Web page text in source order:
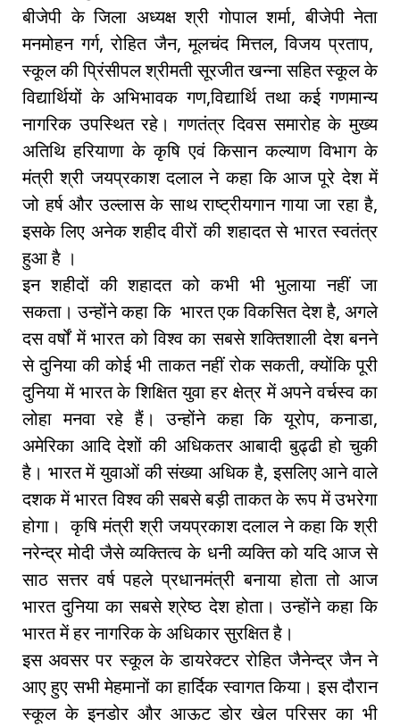
बीजेपी के जिला अध्यक्ष श्री गोपाल शर्मा, बीजेपी नेता
मनमोहन गर्ग, रोहित जैन, मूलचंद मित्तल, विजय प्रताप,
स्कूल की प्रिंसीपल श्रीमती सूरजीत खन्ना सहित स्कूल के
विद्यार्थियों के अभिभावक गण,विद्यार्थि तथा कई गणमान्य
नागरिक उपस्थित रहे। गणतंत्र दिवस समारोह के मुख्य
अतिथि हरियाणा के कृषि एवं किसान कल्याण विभाग के
मंत्री श्री जयप्रकाश दलाल ने कहा कि आज पूरे देश में
जो हर्ष और उल्लास के साथ राष्ट्रीयगान गाया जा रहा है,
इसके लिए अनेक शहीद वीरों की शहादत से भारत स्वतंत्र
हुआ है ।
इन शहीदों की शहादत को कभी भी भुलाया नहीं जा
सकता। उन्होंने कहा कि भारत एक विकसित देश है, अगले
दस वर्षों में भारत को विश्व का सबसे शक्तिशाली देश बनने
से दुनिया की कोई भी ताकत नहीं रोक सकती, क्योंकि पूरी
दुनिया में भारत के शिक्षित युवा हर क्षेत्र में अपने वर्चस्व का
लोहा मनवा रहे हैं। उन्होंने कहा कि यूरोप, कनाडा,
अमेरिका आदि देशों की अधिकतर आबादी बुढ्ढी हो चुकी
है। भारत में युवाओं की संख्या अधिक है, इसलिए आने वाले
दशक में भारत विश्व की सबसे बड़ी ताकत के रूप में उभरेगा
होगा। कृषि मंत्री श्री जयप्रकाश दलाल ने कहा कि श्री
नरेन्द्र मोदी जैसे व्यक्तित्व के धनी व्यक्ति को यदि आज से
साठ सत्तर वर्ष पहले प्रधानमंत्री बनाया होता तो आज
भारत दुनिया का सबसे श्रेष्ठ देश होता। उन्होंने कहा कि
भारत में हर नागरिक के अधिकार सुरक्षित है।
इस अवसर पर स्कूल के डायरेक्टर रोहित जैनेन्द्र जैन ने
आए हुए सभी मेहमानों का हार्दिक स्वागत किया। इस दौरान
स्कूल के इनडोर और आऊट डोर खेल परिसर का भी